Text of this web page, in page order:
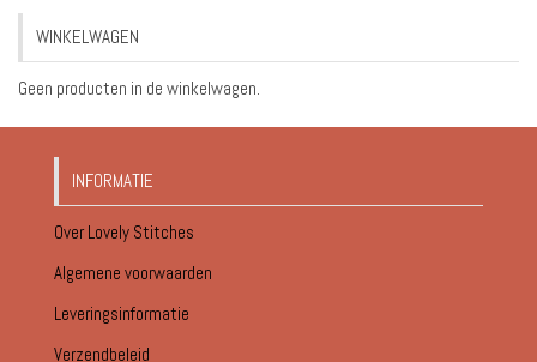
€18.95
WINKELWAGEN
Geen producten in de winkelwagen.
INFORMATIE
Over Lovely Stitches
Algemene voorwaarden
Leveringsinformatie
Verzendbeleid